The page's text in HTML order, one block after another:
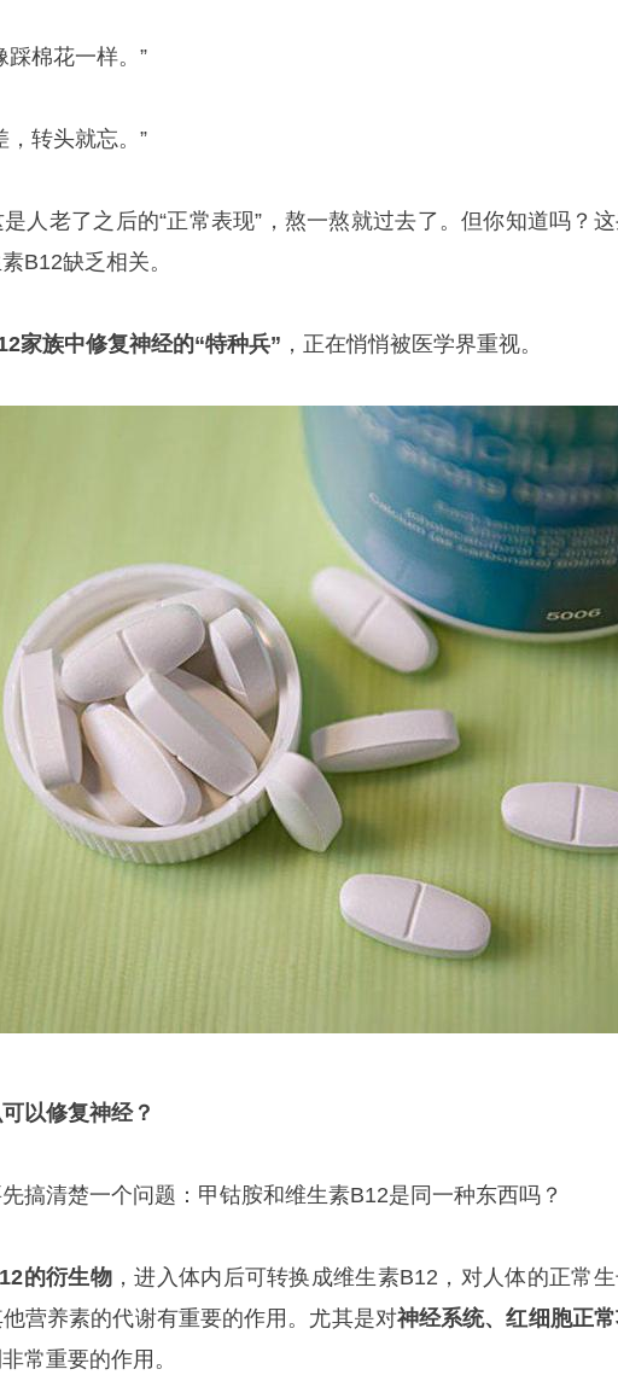
踩棉花一样。”
，转头就忘。”
人老了之后的“正常表现”，熬一熬就过去了。但你知道吗？
B12缺乏相关。
家族中修复神经的“特种兵” ，正在悄悄被医学界重视。
以修复神经？
搞清楚一个问题：甲钴胺和维生素B12是同一种东西吗？
的衍生物，进入体内后可转换成维生素B12，对人体的正常
营养素的代谢有重要的作用。尤其是对神经系统、红细胞正
常重要的作用。